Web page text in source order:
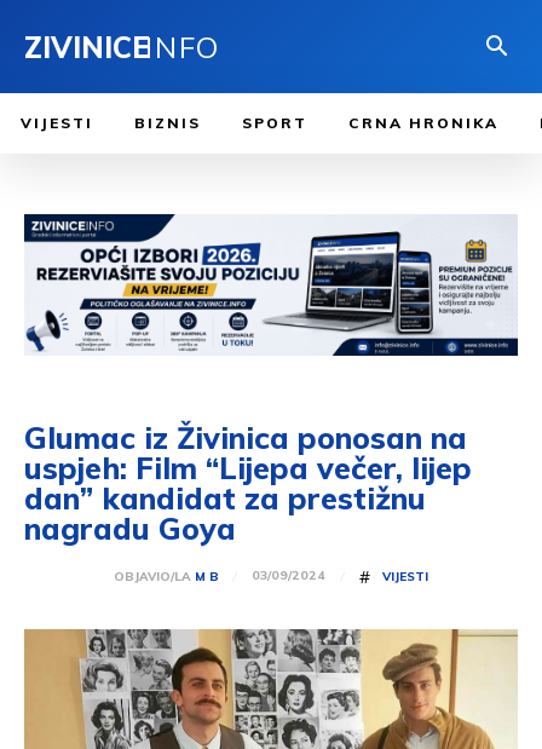
ZIVINICEINFO
VIJESTI BIZNIS SPORT CRNA HRONIKA
Glumac iz Živinica ponosan na
uspjeh: Film “Lijepa večer, lijep
dan” kandidat za prestižnu
nagradu Goya
OBJAVIO/LA M B 03/09/2024 # VIJESTI